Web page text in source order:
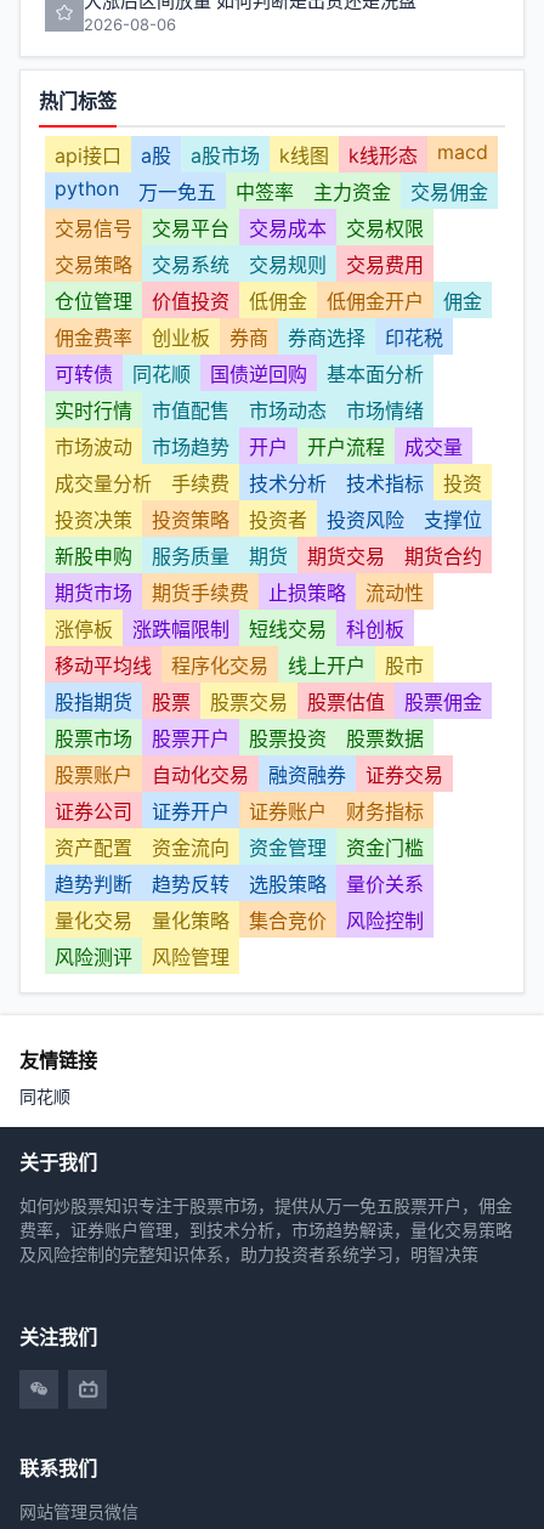
2026-08-06
热门标签
api接口 a股 a股市场 k线图 k线形态
macd
python
万一免五 中签率 主力资金
交易佣金
交易信号
交易平台 交易成本
交易权限
交易策略
交易系统 交易规则
交易费用
仓位管理
价值投资 低佣金 低佣金开户
佣金
佣金费率
创业板 券商 券商选择
印花税
可转债
同花顺 国债逆回购
基本面分析
实时行情
市值配售 市场动态
市场情绪
市场波动
市场趋势 开户 开户流程
成交量
成交量分析
手续费 技术分析 技术指标
投资
投资决策
投资策略 投资者 投资风险
支撑位
新股申购
服务质量 期货 期货交易
期货合约
期货市场
期货手续费 止损策略
流动性
涨停板
涨跌幅限制 短线交易
科创板
移动平均线
程序化交易 线上开户
股市
股指期货
股票 股票交易 股票估值
股票佣金
股票市场
股票开户 股票投资
股票数据
股票账户
自动化交易 融资融券
证券交易
证券公司
证券开户 证券账户
财务指标
资产配置
资金流向 资金管理
资金门槛
趋势判断
趋势反转 选股策略
量价关系
量化交易
量化策略 集合竞价
风险控制
风险测评
风险管理
友情链接
同花顺
关于我们
如何炒股票知识专注于股票市场，提供从万一免五股票开户，佣金
费率，证券账户管理，到技术分析，市场趋势解读，量化交易策略
及风险控制的完整知识体系，助力投资者系统学习，明智决策
关注我们
联系我们
网站管理员微信